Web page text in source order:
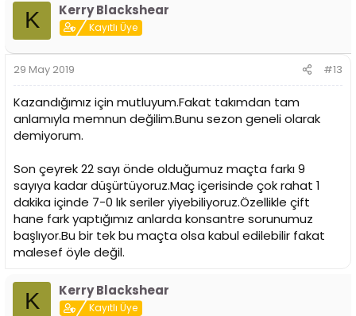
K Kerry Blackshear
Kayıtlı Üye
29 May 2019 #13
Kazandığımız için mutluyum.Fakat takımdan tam
anlamıyla memnun değilim.Bunu sezon geneli olarak
demiyorum.
Son çeyrek 22 sayı önde olduğumuz maçta farkı 9
sayıya kadar düşürtüyoruz.Maç içerisinde çok rahat 1
dakika içinde 7-0 lık seriler yiyebiliyoruz.Özellikle çift
hane fark yaptığımız anlarda konsantre sorunumuz
başlıyor.Bu bir tek bu maçta olsa kabul edilebilir fakat
malesef öyle değil.
K Kerry Blackshear
Kayıtlı Üye